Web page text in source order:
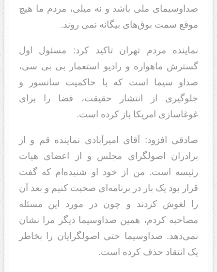
صداوسیمای ملی باشد و نه میلی، مردم ما هیچ
موقع سمت بوق‌های بیگانه نمی روند.
نماینده مردم تهران تاکید کرد: مسئول اول
گسترش ماهواره و رادیو استعمار بی بی سی،
صداو سیما است که با حاکمیت سانسور و
جلوگیری از انتشار حقیقت، فضا را برای
غوغاسازی امریکا باز کرده است.
صادقی افزود: آقای امیرآبادی نماینده قم و از
برادران اصولگرای مجلس و از اعضای هیات
رئیسه است. من از خود او شنیده‌ام که گفت
قرار بود یک بار در برنامه‌ای صحبت کنیم و بعد آن
را لغوش کردند و چون در مورد این مسئله
مصاحبه کردم، همین صداوسیما دیگر مرا نشان
نمی‌دهد. صداوسیما حتی اصولگرایان را بخاطر
یک انتقاد حذف کرده‌ است.